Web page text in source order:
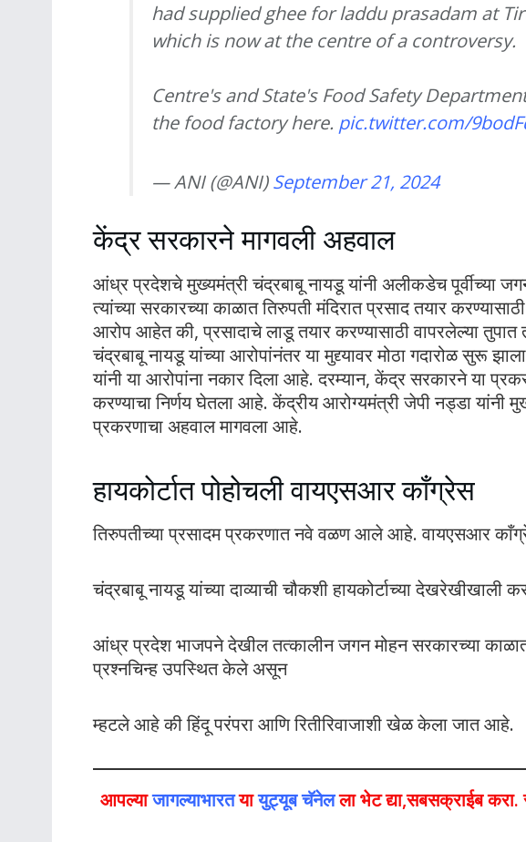
had supplied ghee for laddu prasadam at
which is now at the centre of a controversy.
Centre's and State's Food Safety
the food factory here. pic.twitter.com/
— ANI (@ANI)September 21, 2024
केंद्र सरकारने मागवली अहवाल
आंध्र प्रदेशचे मुख्यमंत्री चंद्रबाबू नायडू यांनी अलीकडेच पूर्वीच्या
त्यांच्या सरकारच्या काळात तिरुपती मंदिरात प्रसाद तयार
आरोप आहेत की, प्रसादाचे लाडू तयार करण्यासाठी वापरलेल्या
चंद्रबाबू नायडू यांच्या आरोपांनंतर या मुद्द्यावर मोठा गदारोळ सुरू
यांनी या आरोपांना नकार दिला आहे. दरम्यान, केंद्र सरकारने या
करण्याचा निर्णय घेतला आहे. केंद्रीय आरोग्यमंत्री जेपी नड्डा यांनी
प्रकरणाचा अहवाल मागवला आहे.
हायकोर्टात पोहोचली वायएसआर काँग्रेस
तिरुपतीच्या प्रसादम प्रकरणात नवे वळण आले आहे. वायएसआर
चंद्रबाबू नायडू यांच्या दाव्याची चौकशी हायकोर्टाच्या देखरेखीखाली
आंध्र प्रदेश भाजपने देखील तत्कालीन जगन मोहन सरकारच्या काळात
प्रश्नचिन्ह उपस्थित केले असून
म्हटले आहे की हिंदू परंपरा आणि रितीरिवाजाशी खेळ केला जात आहे.
आपल्याजागल्याभारतयायुट्यूब चॅनेलला भेट द्या,सबसक्राईब करा.